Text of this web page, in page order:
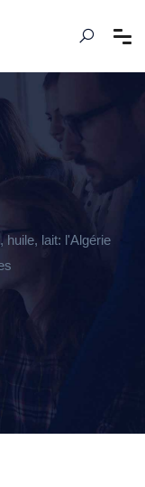
lait: l'Algérie